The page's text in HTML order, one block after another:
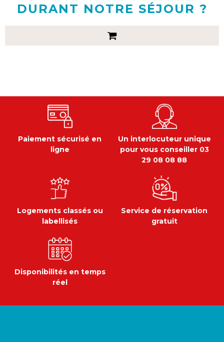
DURANT NOTRE SÉJOUR ?
Paiement sécurisé en
ligne
Un interlocuteur unique
pour vous conseiller 03
29 08 08 88
Logements classés ou
labellisés
Service de réservation
gratuit
Disponibilités en temps
réel